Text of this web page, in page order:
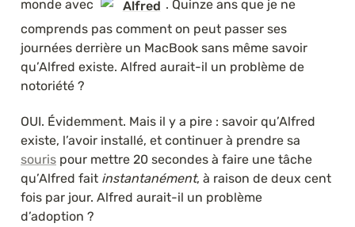
monde avec
Alfred . Quinze ans que je ne
comprends pas comment on peut passer ses
journées derrière un MacBook sans même savoir
qu’Alfred existe. Alfred aurait-il un problème de
notoriété ?
OUI. Évidemment. Mais il y a pire : savoir qu’Alfred
souris pour mettre 20 secondes à faire une tâche
qu’Alfred fait instantanément, à raison de deux cent
fois par jour. Alfred aurait-il un problème
d’adoption ?